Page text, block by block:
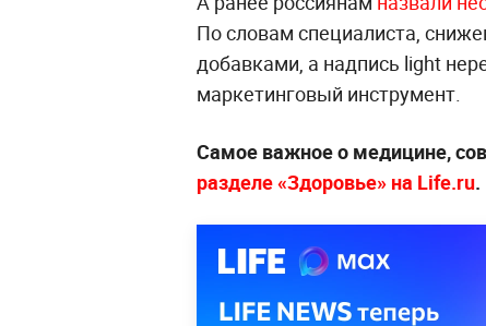
По словам специалиста,
добавками, а надпись light
маркетинговый инструмент.
Самое важное о медицине,
разделе «Здоровье» на Life.ru.